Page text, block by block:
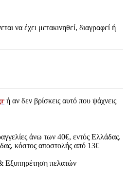
να έχει μετακινηθεί, διαγραφεί ή
ή αν δεν βρίσκεις αυτό που ψάχνεις
άνω των 40€, εντός Ελλάδας.
κόστος αποστολής από 13€
Εξυπηρέτηση πελατών